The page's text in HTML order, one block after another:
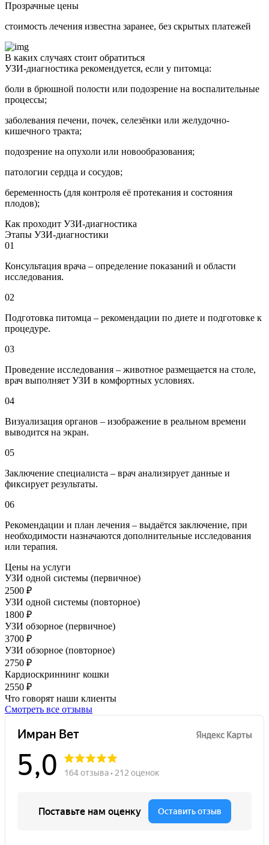
Прозрачные цены
стоимость лечения известна заранее, без скрытых платежей
В каких случаях стоит обратиться
УЗИ-диагностика рекомендуется, если у питомца:
боли в брюшной полости или подозрение на воспалительные
процессы;
заболевания печени, почек, селезёнки или желудочно-
кишечного тракта;
подозрение на опухоли или новообразования;
патологии сердца и сосудов;
беременность (для контроля её протекания и состояния
плодов);
Как проходит УЗИ-диагностика
Этапы УЗИ-диагностики
01
Консультация врача – определение показаний и области
исследования.
02
Подготовка питомца – рекомендации по диете и подготовке к
процедуре.
03
Проведение исследования – животное размещается на столе,
врач выполняет УЗИ в комфортных условиях.
04
Визуализация органов – изображение в реальном времени
выводится на экран.
05
Заключение специалиста – врач анализирует данные и
фиксирует результаты.
06
Рекомендации и план лечения – выдаётся заключение, при
необходимости назначаются дополнительные исследования
или терапия.
Цены на услуги
УЗИ одной системы (первичное)
2500 ₽
УЗИ одной системы (повторное)
1800 ₽
УЗИ обзорное (первичное)
3700 ₽
УЗИ обзорное (повторное)
2750 ₽
Кардиоскриннинг кошки
2550 ₽
Что говорят наши клиенты
Смотреть все отзывы